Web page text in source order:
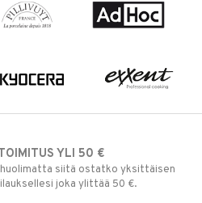
YLI 50 €
siitä ostatko yksittäisen
joka ylittää 50 €.